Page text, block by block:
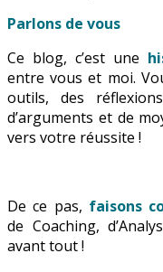
Parlons de vous
Ce blog, c’est une
entre vous et moi.
outils, des
d’arguments et de
vers votre réussite !
De ce pas, faisons
de Coaching,
avant tout !